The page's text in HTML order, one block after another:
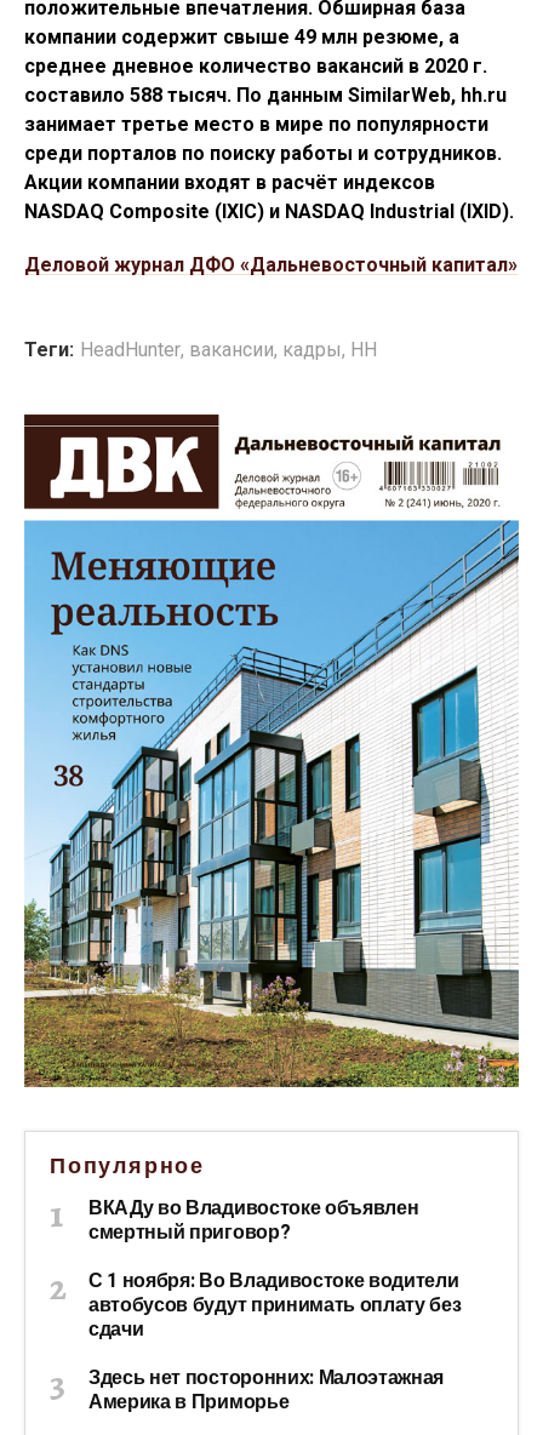
положительные впечатления. Обширная база
компании содержит свыше 49 млн резюме, а
среднее дневное количество вакансий в 2020 г.
составило 588 тысяч. По данным SimilarWeb, hh.ru
занимает третье место в мире по популярности
среди порталов по поиску работы и сотрудников.
Акции компании входят в расчёт индексов
NASDAQ Composite (IXIC) и NASDAQ Industrial (IXID).
Деловой журнал ДФО «Дальневосточный капитал»
Теги: HeadHunter, вакансии, кадры, НН
Популярное
ВКАДу во Владивостоке объявлен
смертный приговор?
С 1 ноября: Во Владивостоке водители
автобусов будут принимать оплату без
сдачи
Здесь нет посторонних: Малоэтажная
Америка в Приморье